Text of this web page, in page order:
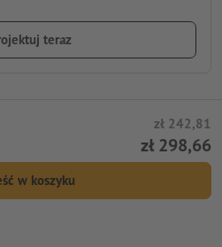
teraz
zł 242,81
zł 298,66
w koszyku